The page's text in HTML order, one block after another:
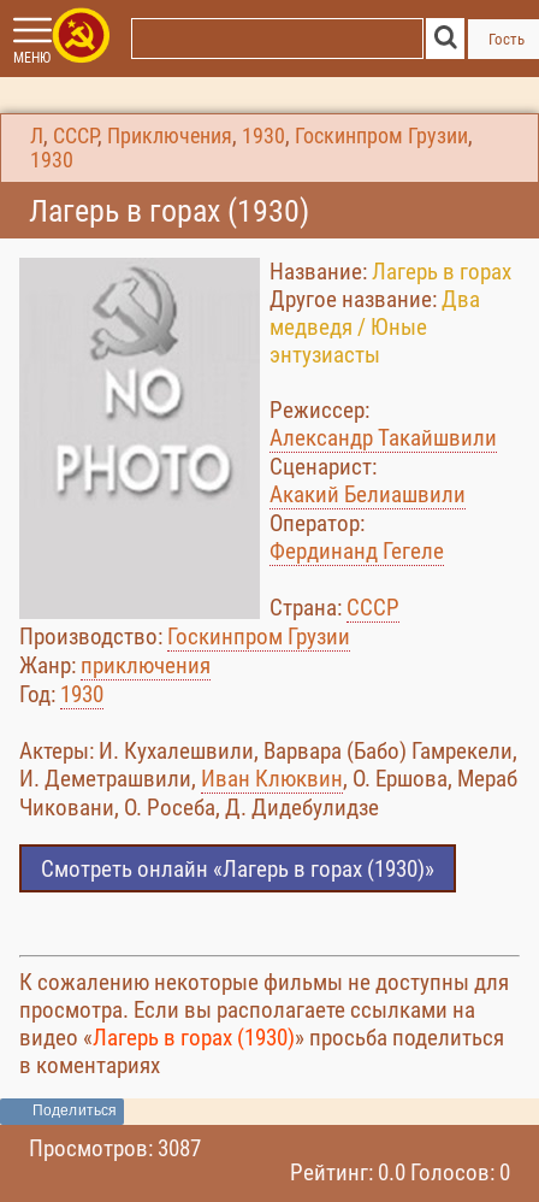
МЕНЮ
Гость
Л , СССР, Приключения, 1930, Госкинпром Грузии,
1930
Лагерь в горах (1930)
Название:Лагерь в горах
Другое название:Два
медведя / Юные
энтузиасты
Режиссер:
Александр Такайшвили
Сценарист:
Акакий Белиашвили
Оператор:
Фердинанд Гегеле
Страна: СССР
Производство: Госкинпром Грузии
Жанр: приключения
Год: 1930
Актеры: И. Кухалешвили, Варвара (Бабо) Гамрекели,
И. Деметрашвили, Иван Клюквин, О. Ершова, Мераб
Чиковани, О. Росеба, Д. Дидебулидзе
Смотреть онлайн «Лагерь в горах (1930)»
К сожалению некоторые фильмы не доступны для
просмотра. Если вы располагаете ссылками на
видео «Лагерь в горах (1930)» просьба поделиться
в коментариях
Поделиться
Просмотров: 3087
Рейтинг: 0.0 Голосов: 0